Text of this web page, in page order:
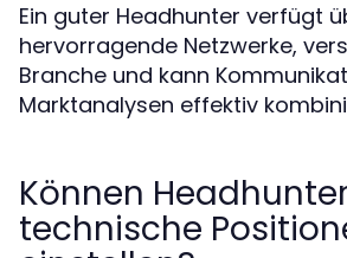
Ein guter Headhunter verfügt
hervorragende Netzwerke,
Branche und kann
Marktanalysen effektiv
Können
technische